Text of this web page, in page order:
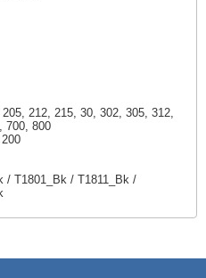
212, 215, 30, 302, 305, 312,
700, 800
/ T1811_Bk /